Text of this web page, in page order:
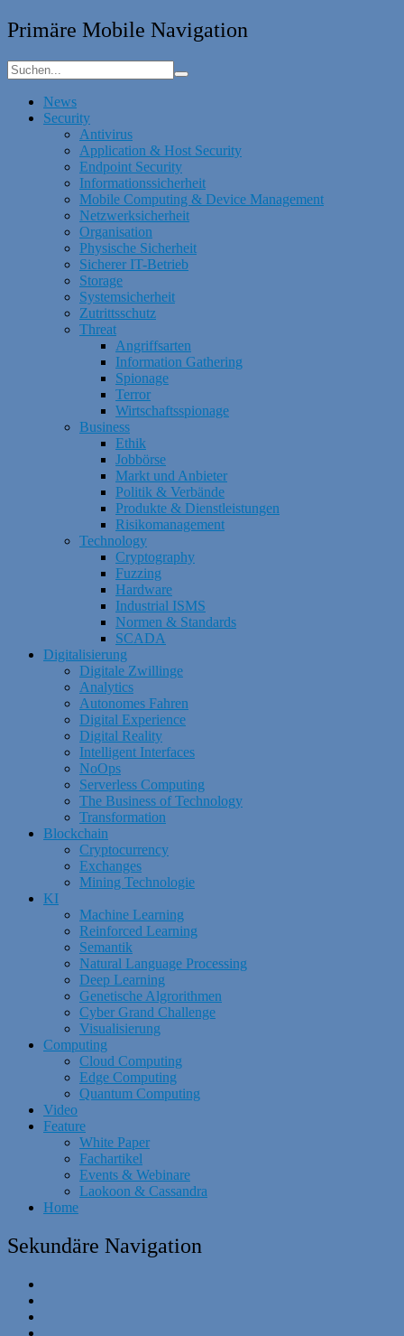
Primäre Mobile Navigation
News
Security
Antivirus
Application & Host Security
Endpoint Security
Informationssicherheit
Mobile Computing & Device Management
Netzwerksicherheit
Organisation
Physische Sicherheit
Sicherer IT-Betrieb
Storage
Systemsicherheit
Zutrittsschutz
Threat
Angriffsarten
Information Gathering
Spionage
Terror
Wirtschaftsspionage
Business
Ethik
Jobbörse
Markt und Anbieter
Politik & Verbände
Produkte & Dienstleistungen
Risikomanagement
Technology
Cryptography
Fuzzing
Hardware
Industrial ISMS
Normen & Standards
SCADA
Digitalisierung
Digitale Zwillinge
Analytics
Autonomes Fahren
Digital Experience
Digital Reality
Intelligent Interfaces
NoOps
Serverless Computing
The Business of Technology
Transformation
Blockchain
Cryptocurrency
Exchanges
Mining Technologie
KI
Machine Learning
Reinforced Learning
Semantik
Natural Language Processing
Deep Learning
Genetische Algrorithmen
Cyber Grand Challenge
Visualisierung
Computing
Cloud Computing
Edge Computing
Quantum Computing
Video
Feature
White Paper
Fachartikel
Events & Webinare
Laokoon & Cassandra
Home
Sekundäre Navigation